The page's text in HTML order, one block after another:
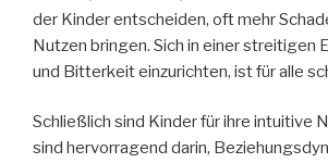
der Kinder entscheiden, oft mehr
Nutzen bringen. Sich in einer streitigen
und Bitterkeit einzurichten, ist für alle
Schließlich sind Kinder für ihre intuitive
sind hervorragend darin,